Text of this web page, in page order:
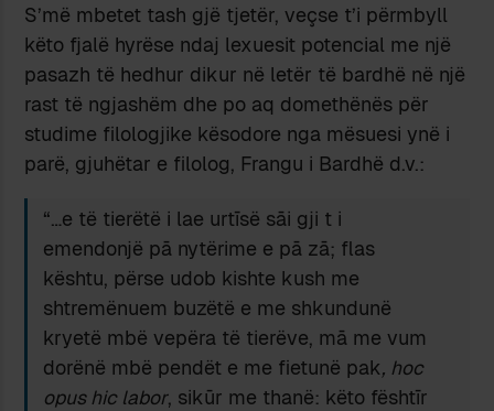
S’më mbetet tash gjë tjetër, veçse t’i përmbyll
këto fjalë hyrëse ndaj lexuesit potencial me një
pasazh të hedhur dikur në letër të bardhë në një
rast të ngjashëm dhe po aq domethënës për
studime filologjike këso­dore nga mësuesi ynë i
parë, gjuhëtar e filolog, Frangu i Bardhë d.v.:
“…e të tierëtë i lae urtīsë sāi gji t i
emendonjë pā nytërime e pā zā; flas
kështu, përse udob kishte kush me
shtremënuem buzëtë e me shkundunë
kryetë mbë vepëra të tierëve, mā me vum
dorënë mbë pendët e me fietunë pak, hoc
opus hic labor, sikūr me thanë: këto fështīr